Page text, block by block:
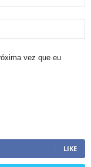
vez que eu
LIKE